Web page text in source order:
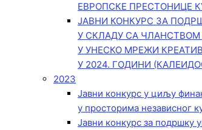
ЕВРОПСКЕ ПРЕСТОНИЦЕ
ЈАВНИ КОНКУРС ЗА
У СКЛАДУ СА
У УНЕСКО МРЕЖИ
У 2024. ГОДИНИ
2023
Јавни конкурс у циљу
у просторима независног
Јавни конкурс за подршку